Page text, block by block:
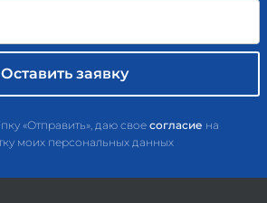
«Отправить», даю свое согласие на
моих персональных данных